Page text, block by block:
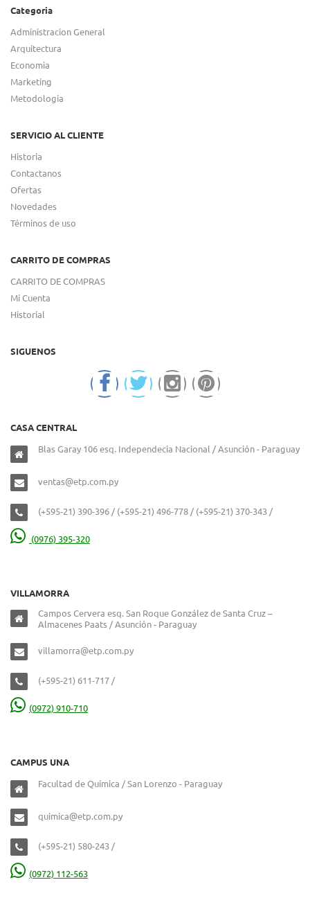
Categoria
Administracion General
Arquitectura
Economia
Marketing
Metodologia
SERVICIO AL CLIENTE
Historia
Contactanos
Ofertas
Novedades
Términos de uso
CARRITO DE COMPRAS
CARRITO DE COMPRAS
Mi Cuenta
Historial
SIGUENOS
CASA CENTRAL
Blas Garay 106 esq. Independecia Nacional / Asunción - Paraguay
ventas@etp.com.py
(+595-21) 390-396 / (+595-21) 496-778 / (+595-21) 370-343 /
(0976) 395-320
VILLAMORRA
Campos Cervera esq. San Roque González de Santa Cruz –
Almacenes Paats / Asunción - Paraguay
villamorra@etp.com.py
(+595-21) 611-717 /
(0972) 910-710
CAMPUS UNA
Facultad de Química / San Lorenzo - Paraguay
quimica@etp.com.py
(+595-21) 580-243 /
(0972) 112-563